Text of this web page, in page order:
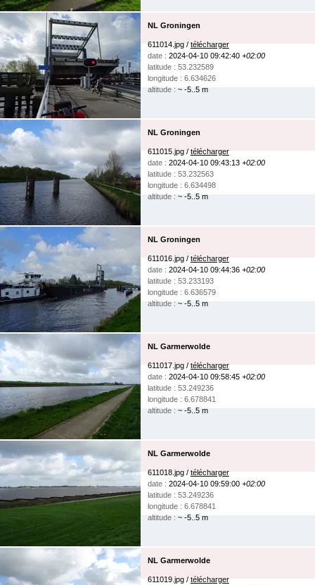
NL Groningen
611014.jpg / télécharger
date : 2024-04-10 09:42:40 +02:00
latitude : 53.232589
longitude : 6.634626
altitude :~ -5..5 m
NL Groningen
611015.jpg / télécharger
date : 2024-04-10 09:43:13 +02:00
latitude : 53.232563
longitude : 6.634498
altitude :~ -5..5 m
NL Groningen
611016.jpg / télécharger
date : 2024-04-10 09:44:36 +02:00
latitude : 53.233193
longitude : 6.636579
altitude :~ -5..5 m
NL Garmerwolde
611017.jpg / télécharger
date : 2024-04-10 09:58:45 +02:00
latitude : 53.249236
longitude : 6.678841
altitude :~ -5..5 m
NL Garmerwolde
611018.jpg / télécharger
date : 2024-04-10 09:59:00 +02:00
latitude : 53.249236
longitude : 6.678841
altitude :~ -5..5 m
NL Garmerwolde
611019.jpg / télécharger